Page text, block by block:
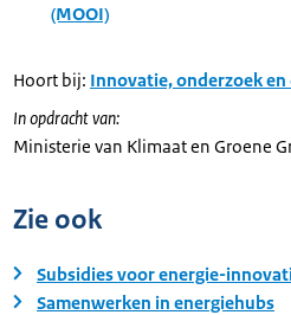
(MOOI)
Hoort bij: Innovatie, onderzoek
In opdracht van:
Ministerie van Klimaat en Groene
Zie ook
Subsidies voor energie-
Samenwerken in energiehubs